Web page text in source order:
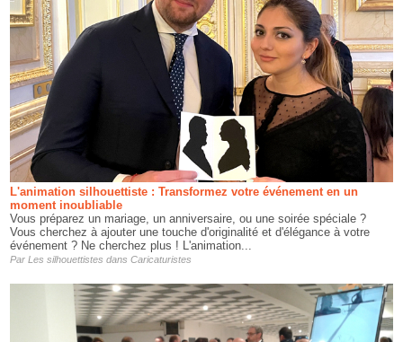
L'animation silhouettiste : Transformez votre événement en un
moment inoubliable
Vous préparez un mariage, un anniversaire, ou une soirée spéciale ?
Vous cherchez à ajouter une touche d'originalité et d'élégance à votre
événement ? Ne cherchez plus ! L'animation...
Par Les silhouettistes dans Caricaturistes